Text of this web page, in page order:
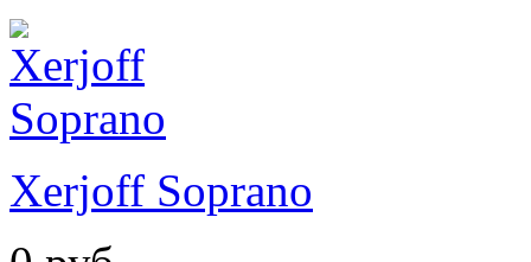
Xerjoff Soprano